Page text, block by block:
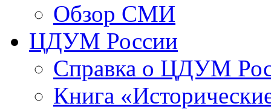
Обзор СМИ
ЦДУМ России
Справка о ЦДУМ
Книга